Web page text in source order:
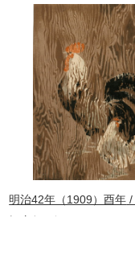
明治42年（1909）酉年
レクション